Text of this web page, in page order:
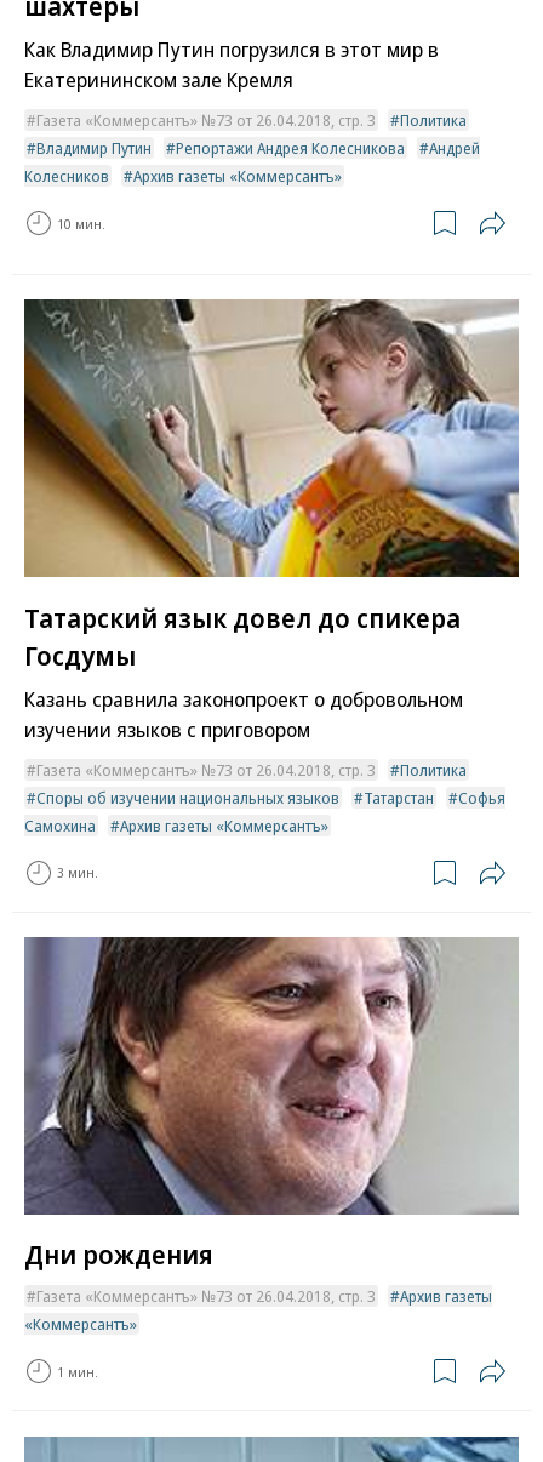
Как Владимир Путин погрузился в этот мир в
Екатерининском зале Кремля
Газета «Коммерсантъ» №73 от 26.04.2018, стр. 3
Политика
Владимир Путин
Репортажи Андрея Колесникова
Андрей
Колесников
Архив газеты «Коммерсантъ»
10 мин.
Татарский язык довел до спикера
Госдумы
Казань сравнила законопроект о добровольном
изучении языков с приговором
Газета «Коммерсантъ» №73 от 26.04.2018, стр. 3
Политика
Споры об изучении национальных языков
Татарстан
Софья
Самохина
Архив газеты «Коммерсантъ»
3 мин.
Дни рождения
Газета «Коммерсантъ» №73 от 26.04.2018, стр. 3
Архив газеты
«Коммерсантъ»
1 мин.